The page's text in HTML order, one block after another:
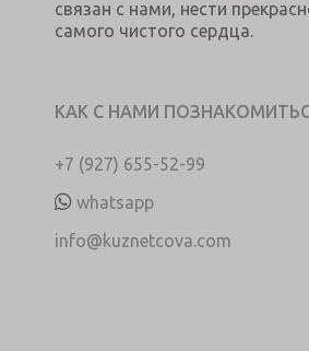
связан с нами, нести
самого чистого сердца.
КАК С НАМИ
+7 (927) 655-52-99
whatsapp
info@kuznetcova.com